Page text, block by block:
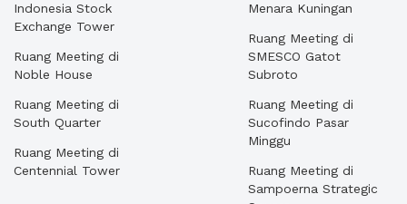
Indonesia Stock
Exchange Tower
Ruang Meeting di
Noble House
Ruang Meeting di
South Quarter
Ruang Meeting di
Centennial Tower
Menara Kuningan
Ruang Meeting di
SMESCO Gatot
Subroto
Ruang Meeting di
Sucofindo Pasar
Minggu
Ruang Meeting di
Sampoerna Strategic